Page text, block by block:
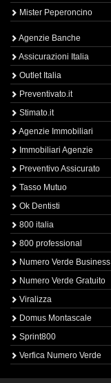
Mister Peperoncino
Agenzie Banche
Assicurazioni Italia
Outlet Italia
Preventivato.it
Stimato.it
Agenzie Immobiliari
Immobiliari Agenzie
Preventivo Assicurato
Tasso Mutuo
Ok Dentisti
800 italia
800 professional
Numero Verde Business
Numero Verde Gratuito
Viralizza
Domus Montascale
Sprint800
Verfica Numero Verde